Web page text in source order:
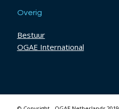
Overig
Bestuur
OGAE International